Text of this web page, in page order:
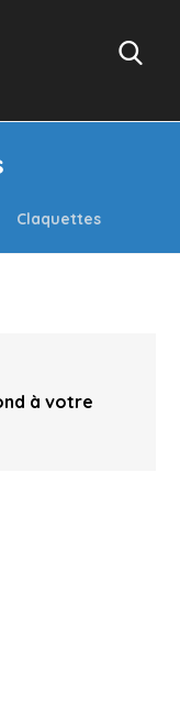
Claquettes
à votre